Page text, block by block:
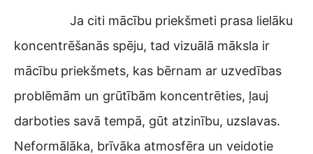
Ja citi mācību priekšmeti prasa lielāku
koncentrēšanās spēju, tad vizuālā māksla ir
mācību priekšmets, kas bērnam ar uzvedības
problēmām un grūtībām koncentrēties, ļauj
darboties savā tempā, gūt atzinību, uzslavas.
Neformālāka, brīvāka atmosfēra un veidotie